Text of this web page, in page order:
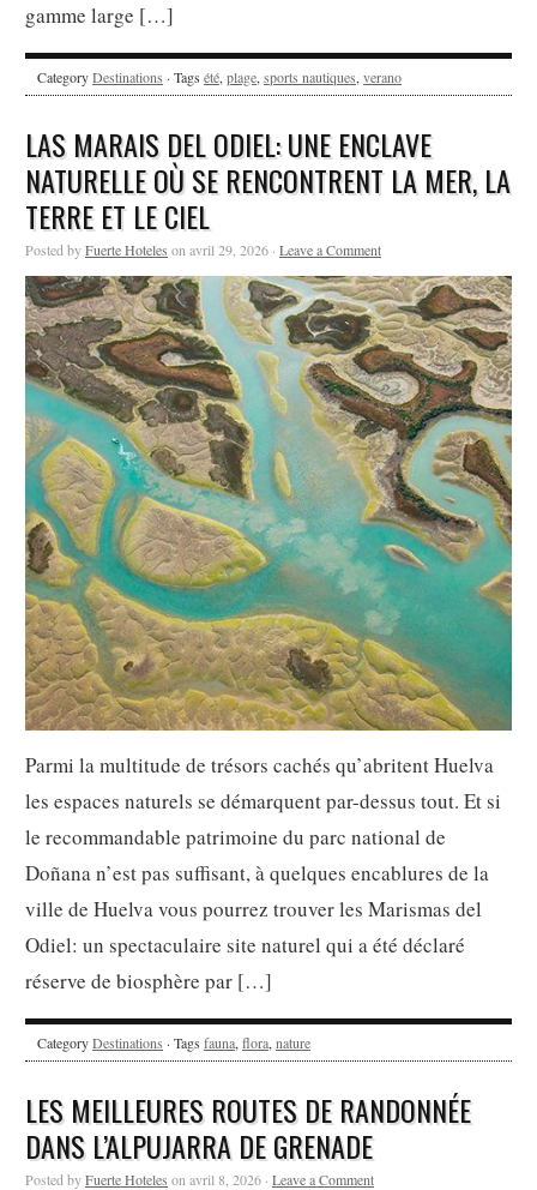
gamme large […]
CategoryDestinations · Tags été, plage, sports nautiques, verano
LAS MARAIS DEL ODIEL: UNE ENCLAVE
NATURELLE OÙ SE RENCONTRENT LA MER, LA
TERRE ET LE CIEL
Posted byFuerte Hoteles on avril 29, 2026 · Leave a Comment
Parmi la multitude de trésors cachés qu’abritent Huelva
les espaces naturels se démarquent par-dessus tout. Et si
le recommandable patrimoine du parc national de
Doñana n’est pas suffisant, à quelques encablures de la
ville de Huelva vous pourrez trouver les Marismas del
Odiel: un spectaculaire site naturel qui a été déclaré
réserve de biosphère par […]
CategoryDestinations · Tags fauna, flora, nature
LES MEILLEURES ROUTES DE RANDONNÉE
DANS L’ALPUJARRA DE GRENADE
Posted byFuerte Hoteles on avril 8, 2026 · Leave a Comment